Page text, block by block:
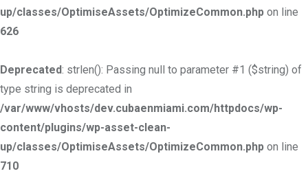
up/classes/OptimiseAssets/OptimizeCommon.php on line
626
Deprecated: strlen(): Passing null to parameter #1 ($string) of
type string is deprecated in
/var/www/vhosts/dev.cubaenmiami.com/httpdocs/wp-
content/plugins/wp-asset-clean-
up/classes/OptimiseAssets/OptimizeCommon.php on line
710